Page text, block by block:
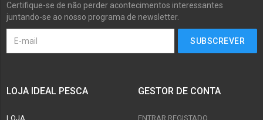
Certifique-se de não perder acontecimentos interessantes
juntando-se ao nosso programa de newsletter.
LOJA IDEAL PESCA
LOJA
GESTOR DE CONTA
ENTRAR REGISTADO